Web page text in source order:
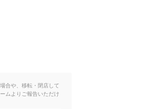
合や、移転・閉店して
ムよりご報告いただけ